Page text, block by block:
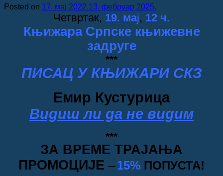
Posted on 17. мај 2022.13. фебруар 2025.
Четвртак, 19. мај, 12 ч.
Књижара Српске књижевне
задруге
***
ПИСАЦ У КЊИЖАРИ СКЗ
Емир Кустурица
Видиш ли да не видим
***
ЗА ВРЕМЕ ТРАЈАЊА
ПРОМОЦИЈЕ ‒15% ПОПУСТА!